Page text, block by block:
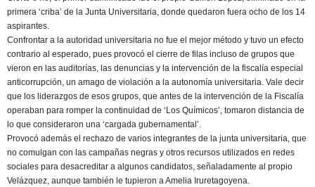
primera ‘criba’ de la Junta Universitaria, donde quedaron fuera ocho de los 14
aspirantes.
Confrontar a la autoridad universitaria no fue el mejor método y tuvo un efecto
contrario al esperado, pues provocó el cierre de filas incluso de grupos que
vieron en las auditorías, las denuncias y la intervención de la fiscalía especial
anticorrupción, un amago de violación a la autonomía universitaria. Vale decir
que los liderazgos de esos grupos, que antes de la intervención de la Fiscalía
operaban para romper la continuidad de ‘Los Químicos’, tomaron distancia de
lo que consideraron una ‘cargada gubernamental’.
Provocó además el rechazo de varios integrantes de la junta universitaria, que
no comulgan con las campañas negras y otros recursos utilizados en redes
sociales para desacreditar a algunos candidatos, señaladamente al propio
Velázquez, aunque también le tupieron a Amelia Iruretagoyena.